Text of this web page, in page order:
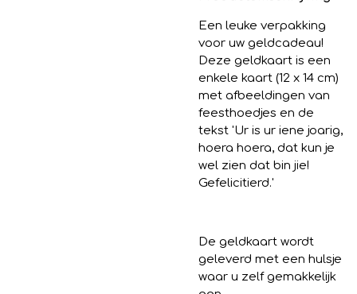
Een leuke verpakking
voor uw geldcadeau!
Deze geldkaart is een
enkele kaart (12 x 14 cm)
met afbeeldingen van
feesthoedjes en de
tekst 'Ur is ur iene joarig,
hoera hoera, dat kun je
wel zien dat bin jie!
Gefelicitierd.'
De geldkaart wordt
geleverd met een hulsje
waar u zelf gemakkelijk